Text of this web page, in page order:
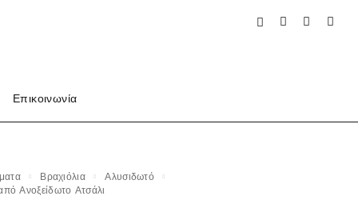
Επικοινωνία
Βραχιόλια
Αλυσιδωτό
Ανοξείδωτο Ατσάλι